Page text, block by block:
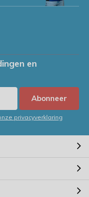
en
Abonneer
privacyverklaring